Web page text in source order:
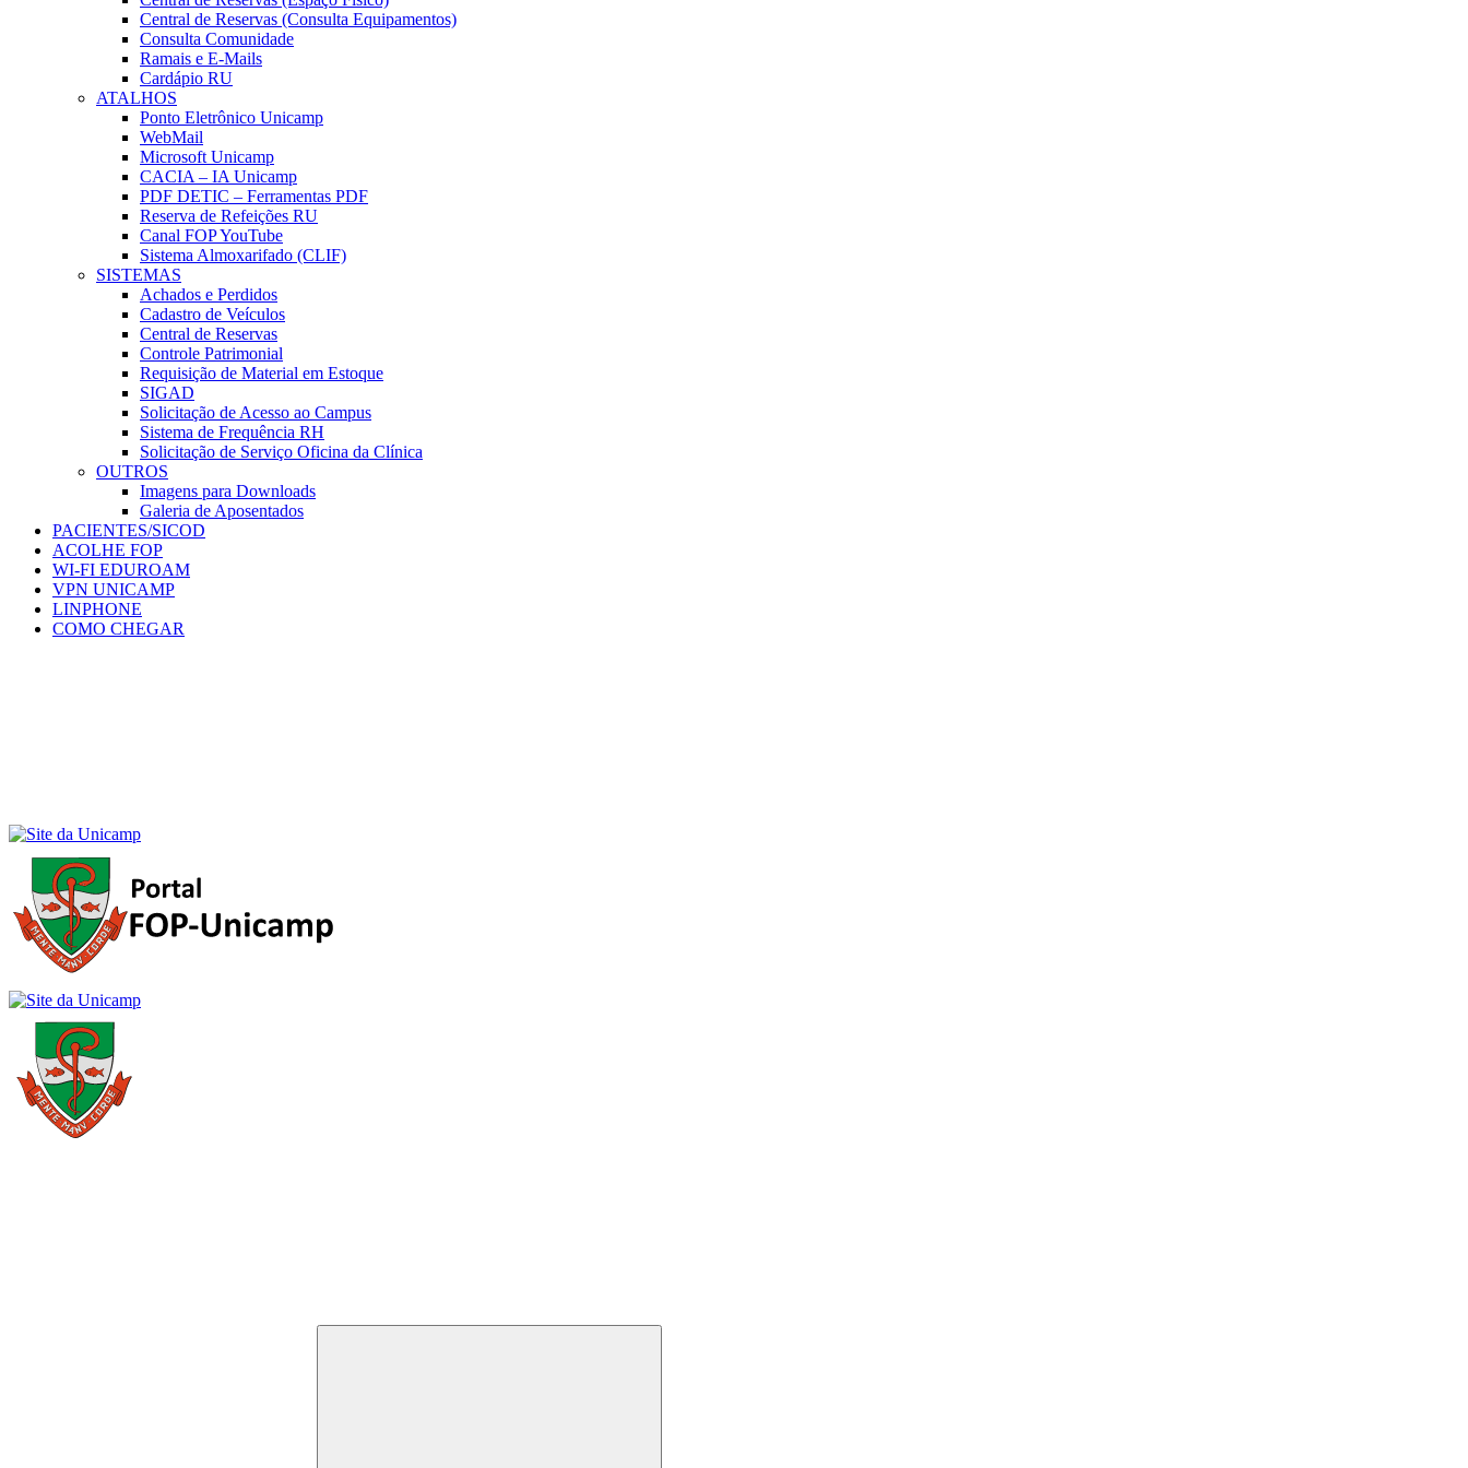
Central de Reservas (Consulta Equipamentos)
Consulta Comunidade
Ramais e E-Mails
Cardápio RU
ATALHOS
Ponto Eletrônico Unicamp
WebMail
Microsoft Unicamp
CACIA – IA Unicamp
PDF DETIC – Ferramentas PDF
Reserva de Refeições RU
Canal FOP YouTube
Sistema Almoxarifado (CLIF)
SISTEMAS
Achados e Perdidos
Cadastro de Veículos
Central de Reservas
Controle Patrimonial
Requisição de Material em Estoque
SIGAD
Solicitação de Acesso ao Campus
Sistema de Frequência RH
Solicitação de Serviço Oficina da Clínica
OUTROS
Imagens para Downloads
Galeria de Aposentados
PACIENTES/SICOD
ACOLHE FOP
WI-FI EDUROAM
VPN UNICAMP
LINPHONE
COMO CHEGAR